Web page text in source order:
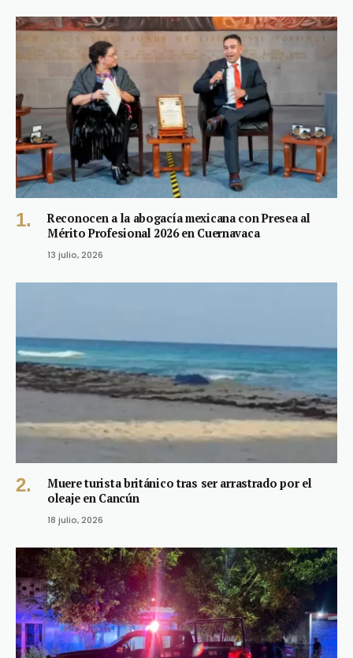
Reconocen a la abogacía mexicana con Presea al
Mérito Profesional 2026 en Cuernavaca
13 julio, 2026
Muere turista británico tras ser arrastrado por el
oleaje en Cancún
18 julio, 2026